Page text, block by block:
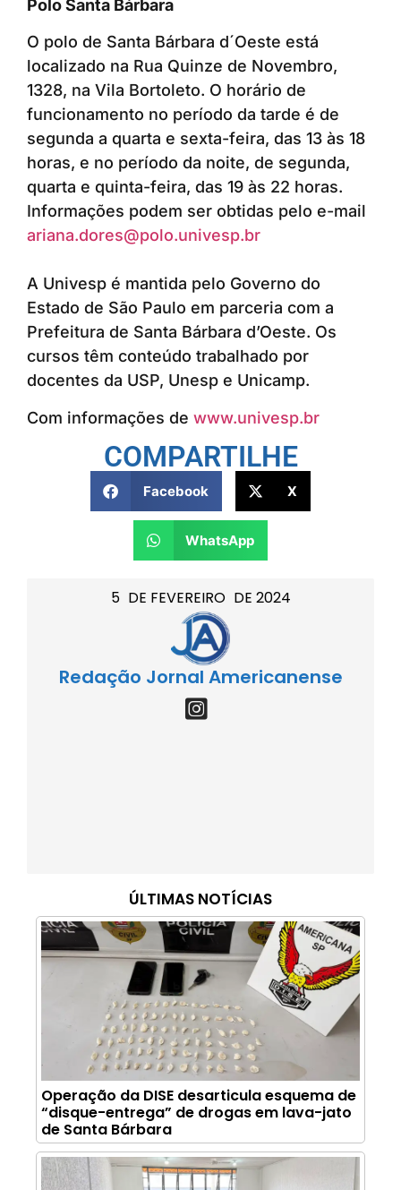
5 DE FEVEREIRO DE 2024
Redação Jornal Americanense
ÚLTIMAS NOTÍCIAS
Operação da DISE desarticula esquema de
“disque-entrega” de drogas em lava-jato
de Santa Bárbara
Polo Santa Bárbara
O polo de Santa Bárbara d´Oeste está
localizado na Rua Quinze de Novembro,
1328, na Vila Bortoleto. O horário de
funcionamento no período da tarde é de
segunda a quarta e sexta-feira, das 13 às 18
horas, e no período da noite, de segunda,
quarta e quinta-feira, das 19 às 22 horas.
Informações podem ser obtidas pelo e-mail
ariana.dores@polo.univesp.br
A Univesp é mantida pelo Governo do
Estado de São Paulo em parceria com a
Prefeitura de Santa Bárbara d’Oeste. Os
cursos têm conteúdo trabalhado por
docentes da USP, Unesp e Unicamp.
Com informações de www.univesp.br
COMPARTILHE
Facebook X
WhatsApp